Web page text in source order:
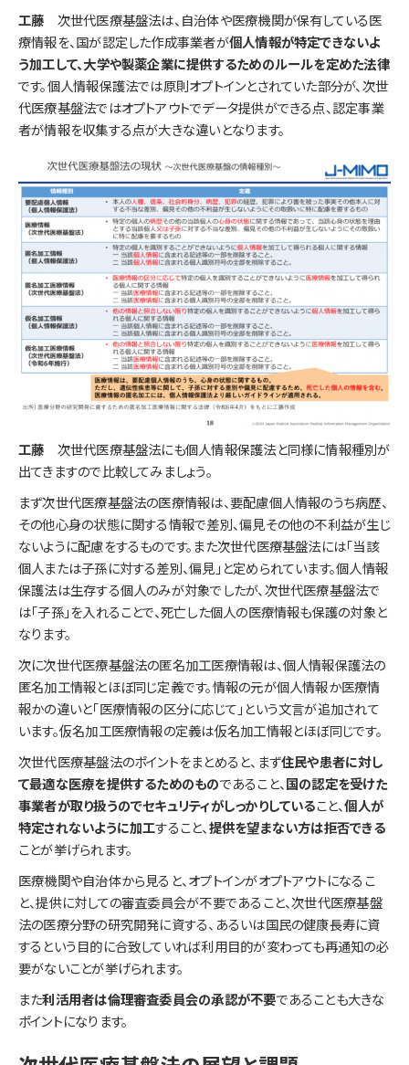
工藤​​​​​​​ 次世代医療基盤法は、自治体や医療機関が保有している医
療情報を、国が認定した作成事業者が個人情報が特定できないよ
う加工して、大学や製薬企業に提供するためのルールを定めた法律
です。個人情報保護法では原則オプトインとされていた部分が、次世
代医療基盤法ではオプトアウトでデータ提供ができる点、認定事業
者が情報を収集する点が大きな違いとなります。
工藤​​​​​​​ 次世代医療基盤法にも個人情報保護法と同様に情報種別が
出てきますので比較してみましょう。
まず次世代医療基盤法の医療情報は、要配慮個人情報のうち病歴、
その他心身の状態に関する情報で差別、偏見その他の不利益が生じ
ないように配慮をするものです。また次世代医療基盤法には「当該
個人または子孫に対する差別、偏見」と定められています。個人情報
保護法は生存する個人のみが対象でしたが、次世代医療基盤法で
は「子孫」を入れることで、死亡した個人の医療情報も保護の対象と
なります。
次に次世代医療基盤法の匿名加工医療情報は、個人情報保護法の
匿名加工情報とほぼ同じ定義です。情報の元が個人情報か医療情
報かの違いと「医療情報の区分に応じて」という文言が追加されて
います。仮名加工医療情報の定義は仮名加工情報とほぼ同じです。
次世代医療基盤法のポイントをまとめると、まず住民や患者に対し
て最適な医療を提供するためのものであること、国の認定を受けた
事業者が取り扱うのでセキュリティがしっかりしていること、個人が
特定されないように加工すること、提供を望まない方は拒否できる
ことが挙げられます。
医療機関や自治体から見ると、オプトインがオプトアウトになるこ
と、提供に対しての審査委員会が不要であること、次世代医療基盤
法の医療分野の研究開発に資する、あるいは国民の健康長寿に資
するという目的に合致していれば利用目的が変わっても再通知の必
要がないことが挙げられます。
また利活用者は倫理審査委員会の承認が不要であることも大きな
ポイントになります。